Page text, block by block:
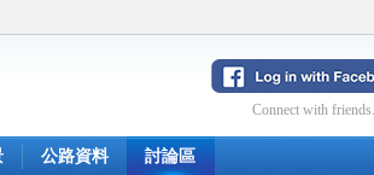
Connect with friends.
公路資料 討論區